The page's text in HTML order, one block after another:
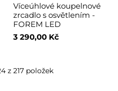
Víceúhlové koupelnové
zrcadlo s osvětlením -
FOREM LED
3 290,00 Kč
z 217 položek